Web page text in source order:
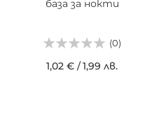
база за нокти
(0)
1,02 € /1,99 лв.